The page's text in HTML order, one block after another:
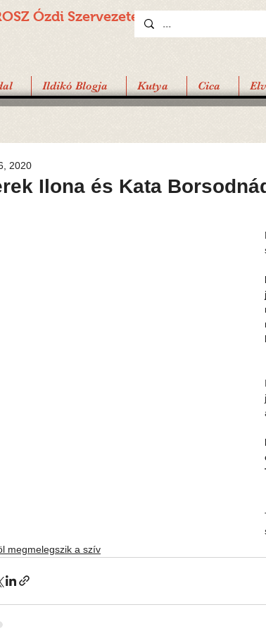
Ózdi Szervezete
Ildikó Blogja Kutya Cica
Ilona és Kata
2020
megmelegszik a szív